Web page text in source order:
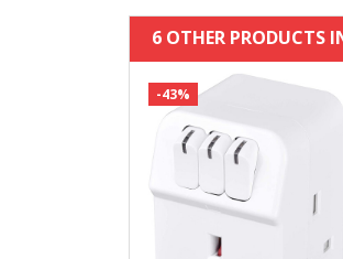
6 OTHER PRODUCTS
-43%